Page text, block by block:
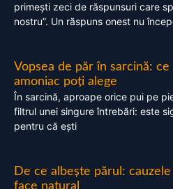
primești zeci de răspunsuri care
nostru”. Un răspuns onest nu
Vopsea de păr în sarcină:
amoniac poți alege
În sarcină, aproape orice pui pe
filtrul unei singure întrebări: este
pentru că ești
De ce albește părul:
face natural